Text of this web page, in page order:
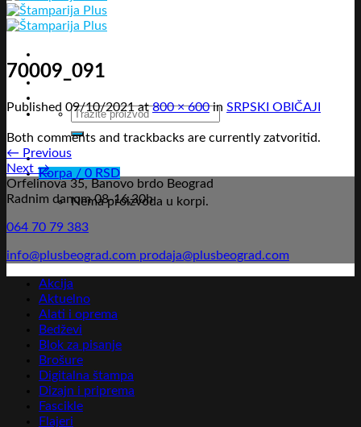
Pretraga
Korpa / 0 RSD
Nema proizvoda u korpi.
70009_091
Published 09/10/2021at800 × 600in SRPSKI OBIČAJI
Both comments and trackbacks are currently zatvoritid.
← Previous
Next →
Orfelinova 35, Banovo brdo Beograd
Radnim danom 08-16,30h
064 70 79 383
info@plusbeograd.com prodaja@plusbeograd.com
Akcija
Aktuelno
Alati i oprema
Bedževi
Blok za pisanje
Brošure
Digitalna štampa
Dizajn i priprema
Fascikle
Flajeri